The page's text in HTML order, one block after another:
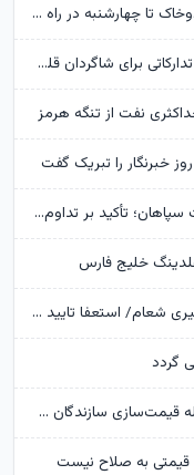
هشدار زرد هواشناسی تهران؛ تندباد و گردوخاک تا چهارشنبه در راه است
برنامه تیم ملی برای فیفادی مهر/ ۳ دیدار تدارکاتی برای شاگردان قلعه‌نویی
نفت از تنگه هرمز
خبرنگار را تبریک گفت
بازدید رئیس هیئت مدیره «اهداف» از نفت سپاهان؛ تأکید بر تداوم حمایت از شرکت های تابعه
واکنش پزشکیان به استعفای ذوالقدر از دبیری شعام/ استعفا تایید شد؟
گردد
قیمت ملک در دور باطل؛ بازار مسکن در تله قیمت‌سازی سازندگان خرد
قیمتی به صلاح نیست